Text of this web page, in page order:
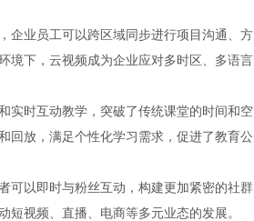
企业员工可以跨区域同步进行项目沟通、方
境下，云视频成为企业应对多时区、多语言
实时互动教学，突破了传统课堂的时间和空
回放，满足个性化学习需求，促进了教育公
可以即时与粉丝互动，构建更加紧密的社群
视频、直播、电商等多元业态的发展。